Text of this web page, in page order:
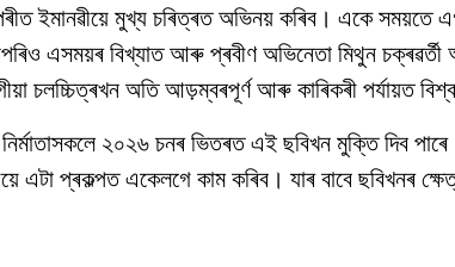
ইমানৱীয়ে মুখ্য চৰিত্ৰত অভিনয় কৰিব। একে সময়তে
এসময়ৰ বিখ্যাত আৰু প্ৰবীণ অভিনেতা মিথুন
চলচ্চিত্ৰখন অতি আড়ম্বৰপূৰ্ণ আৰু কাৰিকৰী পৰ্যায়ত
২০২৬ চনৰ ভিতৰত এই ছবিখন মুক্তি দিব
এটা প্ৰকল্পত একেলগে কাম কৰিব। যাৰ বাবে ছবিখনৰ